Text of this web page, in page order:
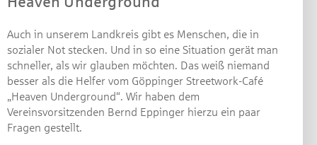
Auch in unserem Landkreis gibt es Menschen, die in
sozialer Not stecken. Und in so eine Situation gerät man
schneller, als wir glauben möchten. Das weiß niemand
besser als die Helfer vom Göppinger Streetwork-Café
„Heaven Underground“. Wir haben dem
Vereinsvorsitzenden Bernd Eppinger hierzu ein paar
Fragen gestellt.
von je 30 Euro.
Beantworten Sie einfach folgende Frage:
Welches Jubiläum feiert die Kreissparkasse
Göppingen in diesem Jahr?
Gewinnspiel geschlossen